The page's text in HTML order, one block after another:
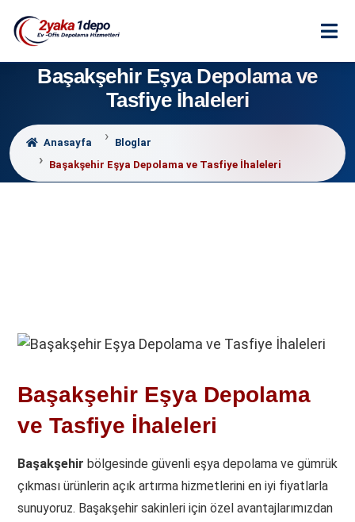
Başakşehir Eşya Depolama ve
Tasfiye İhaleleri
Anasayfa
Bloglar
Başakşehir Eşya Depolama ve Tasfiye İhaleleri
Başakşehir Eşya Depolama
ve Tasfiye İhaleleri
Başakşehir bölgesinde güvenli eşya depolama ve gümrük
çıkması ürünlerin açık artırma hizmetlerini en iyi fiyatlarla
sunuyoruz. Başakşehir sakinleri için özel avantajlarımızdan